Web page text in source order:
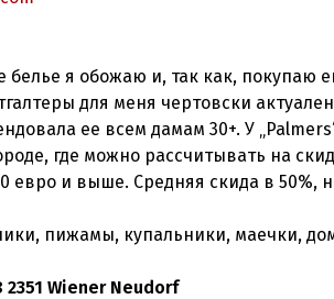
я обожаю и, так как, покупаю
для меня чертовски
ее всем дамам 30+. У
где можно рассчитывать на
евро и выше. Средняя скида в
пижамы, купальники, маечки,
Wiener Neudorf